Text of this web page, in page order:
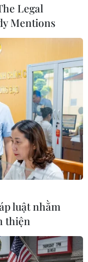
Legal
Mentions
luật nhằm
thiện